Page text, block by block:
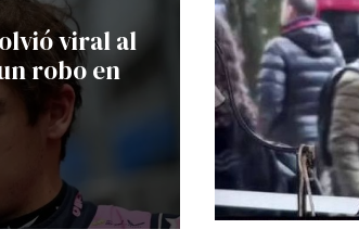
viral al
robo en